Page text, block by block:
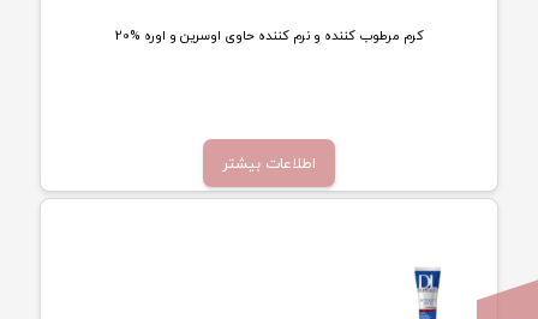
کرم مرطوب کننده و نرم کننده حاوی اوسرین و اوره %20
اطلاعات بیشتر